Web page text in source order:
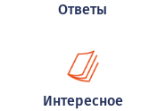
Ответы
Интересное